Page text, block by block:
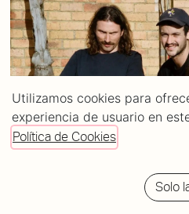
Utilizamos cookies para
experiencia de usuario en
Política de Cookies
Solo